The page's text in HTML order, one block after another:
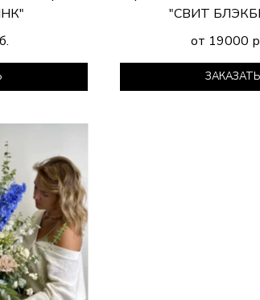
"СВИТ
от 19000
ЗАКАЗАТЬ